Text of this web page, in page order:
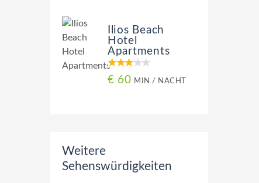
Ilios Beach
Hotel
Apartments
€ 60 MIN / NACHT
Weitere
Sehenswürdigkeiten